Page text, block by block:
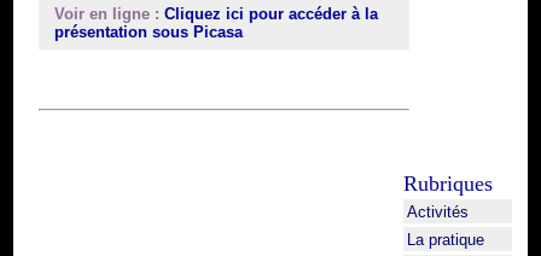
Voir en ligne : Cliquez ici pour accéder à la
présentation sous Picasa
Rubriques
Activités
La pratique